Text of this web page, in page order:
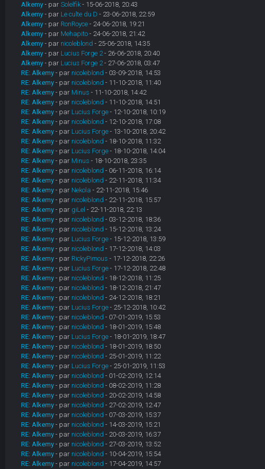
Alkemy - par Solelfik- 15-06-2018, 20:43
Alkemy - par Le culte du D - 23-06-2018, 22:59
Alkemy - par RonRoyce- 24-06-2018, 19:21
Alkemy - par Mehapito- 24-06-2018, 21:42
Alkemy - par nicoleblond - 25-06-2018, 14:35
Alkemy - par Lucius Forge 2- 26-06-2018, 20:40
Alkemy - par Lucius Forge 2- 27-06-2018, 03:47
RE: Alkemy - par nicoleblond - 03-09-2018, 14:53
RE: Alkemy - par nicoleblond - 11-10-2018, 11:40
RE: Alkemy - par Minus - 11-10-2018, 14:42
RE: Alkemy - par nicoleblond - 11-10-2018, 14:51
RE: Alkemy - par Lucius Forge- 12-10-2018, 10:19
RE: Alkemy - par nicoleblond - 12-10-2018, 17:08
RE: Alkemy - par Lucius Forge- 13-10-2018, 20:42
RE: Alkemy - par nicoleblond - 18-10-2018, 11:32
RE: Alkemy - par Lucius Forge- 18-10-2018, 14:04
RE: Alkemy - par Minus - 18-10-2018, 23:35
RE: Alkemy - par nicoleblond - 06-11-2018, 16:14
RE: Alkemy - par nicoleblond - 22-11-2018, 11:34
RE: Alkemy - par Nekola - 22-11-2018, 15:46
RE: Alkemy - par nicoleblond - 22-11-2018, 15:57
RE: Alkemy - par giLel - 22-11-2018, 22:13
RE: Alkemy - par nicoleblond - 03-12-2018, 18:36
RE: Alkemy - par nicoleblond - 15-12-2018, 13:24
RE: Alkemy - par Lucius Forge- 15-12-2018, 13:59
RE: Alkemy - par nicoleblond - 17-12-2018, 14:03
RE: Alkemy - par RickyPimous - 17-12-2018, 22:26
RE: Alkemy - par Lucius Forge- 17-12-2018, 22:48
RE: Alkemy - par nicoleblond - 18-12-2018, 11:25
RE: Alkemy - par nicoleblond - 18-12-2018, 21:47
RE: Alkemy - par nicoleblond - 24-12-2018, 18:21
RE: Alkemy - par Lucius Forge- 25-12-2018, 10:42
RE: Alkemy - par nicoleblond - 07-01-2019, 15:53
RE: Alkemy - par nicoleblond - 18-01-2019, 15:48
RE: Alkemy - par Lucius Forge- 18-01-2019, 18:47
RE: Alkemy - par nicoleblond - 18-01-2019, 18:50
RE: Alkemy - par nicoleblond - 25-01-2019, 11:22
RE: Alkemy - par Lucius Forge- 25-01-2019, 11:53
RE: Alkemy - par nicoleblond - 01-02-2019, 12:14
RE: Alkemy - par nicoleblond - 08-02-2019, 11:28
RE: Alkemy - par nicoleblond - 20-02-2019, 14:58
RE: Alkemy - par nicoleblond - 27-02-2019, 12:47
RE: Alkemy - par nicoleblond - 07-03-2019, 15:37
RE: Alkemy - par nicoleblond - 14-03-2019, 15:21
RE: Alkemy - par nicoleblond - 20-03-2019, 16:37
RE: Alkemy - par nicoleblond - 27-03-2019, 13:52
RE: Alkemy - par nicoleblond - 10-04-2019, 15:54
RE: Alkemy - par nicoleblond - 17-04-2019, 14:57